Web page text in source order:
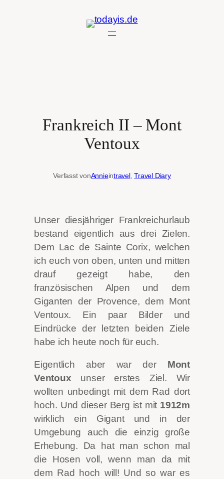
Frankreich II – Mont
Ventoux
Verfasst vonAnnieintravel, Travel Diary
Unser diesjähriger Frankreichurlaub
bestand eigentlich aus drei Zielen.
Dem Lac de Sainte Corix, welchen
ich euch von oben, unten und mitten
drauf gezeigt habe, den
französischen Alpen und dem
Giganten der Provence, dem Mont
Ventoux. Ein paar Bilder und
Eindrücke der letzten beiden Ziele
habe ich heute noch für euch.
Eigentlich aber war der Mont
Ventoux unser erstes Ziel. Wir
wollten unbedingt mit dem Rad dort
hoch. Und dieser Berg ist mit 1912m
wirklich ein Gigant und in der
Umgebung auch die einzig große
Erhebung. Da hat man schon mal
die Hosen voll, wenn man da mit
dem Rad hoch will! Und so war es